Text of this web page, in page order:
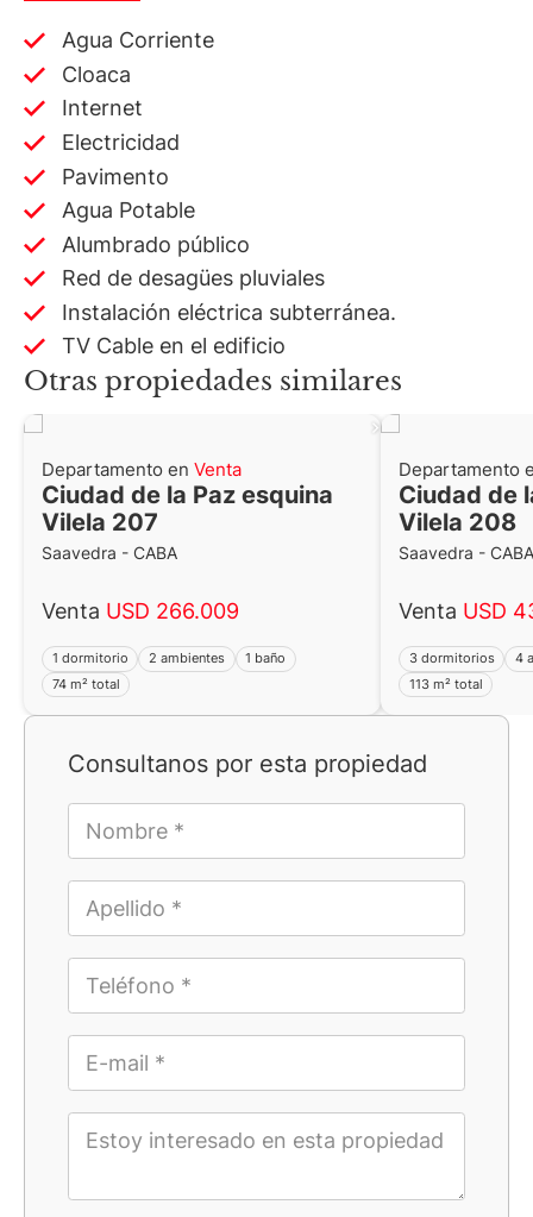
Consultanos por esta propiedad
Agua Corriente
Cloaca
Internet
Electricidad
Pavimento
Agua Potable
Alumbrado público
Red de desagües pluviales
Instalación eléctrica subterránea.
TV Cable en el edificio
Otras propiedades similares
Departamento en Venta
Ciudad de la Paz esquina
Vilela 207
Saavedra - CABA
Venta USD 266.009
1 dormitorio 2 ambientes
1 baño
74 m² total
Departamento
Ciudad de
Vilela 208
Saavedra - CABA
Venta USD
3 dormitorios
4
113 m² total